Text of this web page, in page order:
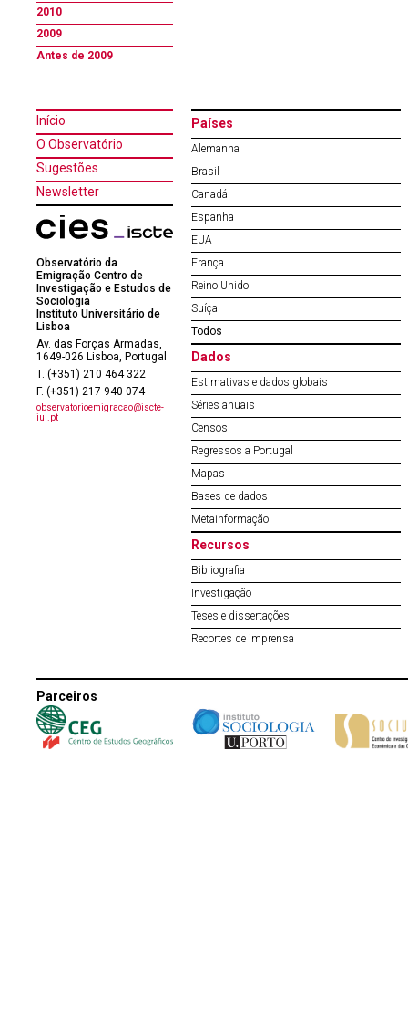
2010
2009
Antes de 2009
Início
O Observatório
Sugestões
Newsletter
Observatório da
Emigração Centro de
Investigação e Estudos de
Sociologia
Instituto Universitário de
Lisboa
Av. das Forças Armadas,
1649-026 Lisboa, Portugal
T. (+351) 210 464 322
F. (+351) 217 940 074
observatorioemigracao@iscte-
iul.pt
Países
Alemanha
Brasil
Canadá
Espanha
EUA
França
Reino Unido
Suíça
Todos
Dados
Estimativas e dados globais
Séries anuais
Censos
Regressos a Portugal
Mapas
Bases de dados
Metainformação
Recursos
Bibliografia
Investigação
Teses e dissertações
Recortes de imprensa
Parceiros